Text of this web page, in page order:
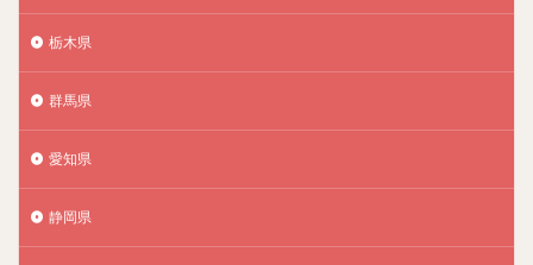
栃木県
群馬県
愛知県
静岡県